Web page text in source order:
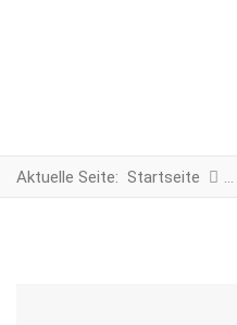
Aktuelle Seite: Startseite